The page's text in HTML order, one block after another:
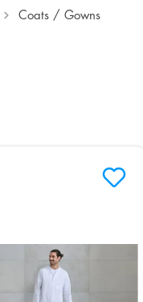
Coats / Gowns